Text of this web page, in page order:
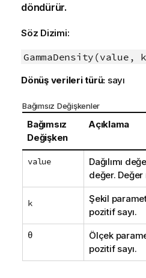
döndürür.
Söz Dizimi:
GammaDensity(value,
Dönüş verileri türü: sayı
Bağımsız Değişkenler
Bağımsız
Değişken
Açıklama
value
Dağılımı
değer. Değer
k
Şekil
pozitif sayı.
θ
Ölçek
pozitif sayı.